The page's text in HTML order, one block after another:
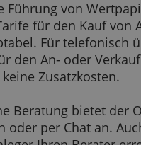
von Lynx
gebührenfreie
Führung von
für den Kauf
den An- oder
keine